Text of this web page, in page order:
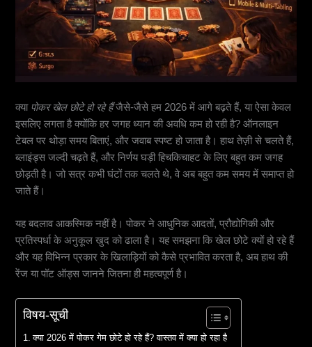
क्या पोकर खेल छोटे हो रहे हैंजैसे-जैसे हम 2026 में आगे बढ़ते हैं, या ऐसा केवल
इसलिए लगता है क्योंकि हर जगह ध्यान की अवधि कम हो रही है? ऑनलाइन
टेबल पर थोड़ा समय बिताएं, और जवाब स्पष्ट हो जाता है। हाथ तेज़ी से चलते हैं,
ब्लाइंड्स जल्दी चढ़ते हैं, और निर्णय घड़ी हिचकिचाहट के लिए बहुत कम जगह
छोड़ती है। जो सत्र कभी घंटों तक चलते थे, वे अब बहुत कम समय में समाप्त हो
जाते हैं।
यह बदलाव आकस्मिक नहीं है। पोकर ने आधुनिक आदतों, प्रौद्योगिकी और
प्रतिस्पर्धा के अनुकूल खुद को ढाला है। यह समझना कि खेल छोटे क्यों हो रहे हैं
और यह विभिन्न प्रकार के खिलाड़ियों को कैसे प्रभावित करता है, अब हाथ की
रेंज या पॉट ऑड्स जानने जितना ही महत्वपूर्ण है।
विषय-सूची
क्या 2026 में पोकर गेम छोटे हो रहे हैं? वास्तव में क्या हो रहा है